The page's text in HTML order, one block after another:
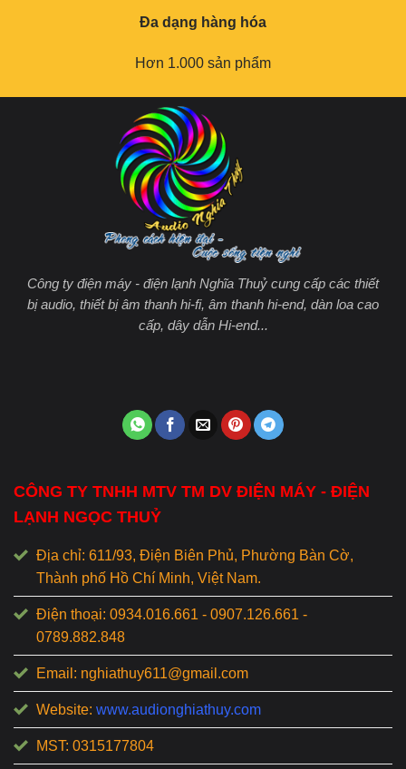
Đa dạng hàng hóa
Hơn 1.000 sản phẩm
Công ty điện máy - điện lạnh Nghĩa Thuỷ cung cấp các thiết
bị audio, thiết bị âm thanh hi-fi, âm thanh hi-end, dàn loa cao
cấp, dây dẫn Hi-end...
CÔNG TY TNHH MTV TM DV ĐIỆN MÁY - ĐIỆN
LẠNH NGỌC THUỶ
Địa chỉ: 611/93, Điện Biên Phủ, Phường Bàn Cờ,
Thành phố Hồ Chí Minh, Việt Nam.
Điện thoại: 0934.016.661 - 0907.126.661 -
0789.882.848
Email: nghiathuy611@gmail.com
Website: www.audionghiathuy.com
MST: 0315177804